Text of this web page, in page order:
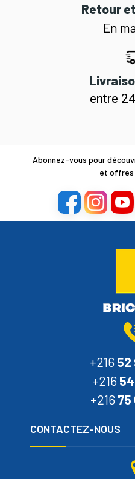
Retour
En
entre
Abonnez-vous pour
et offres
+216 52
+216
+216 75
CONTACTEZ-NOUS